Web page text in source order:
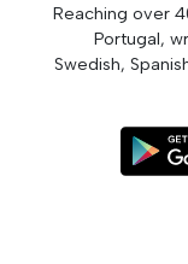
Reaching over
Portugal,
Swedish,